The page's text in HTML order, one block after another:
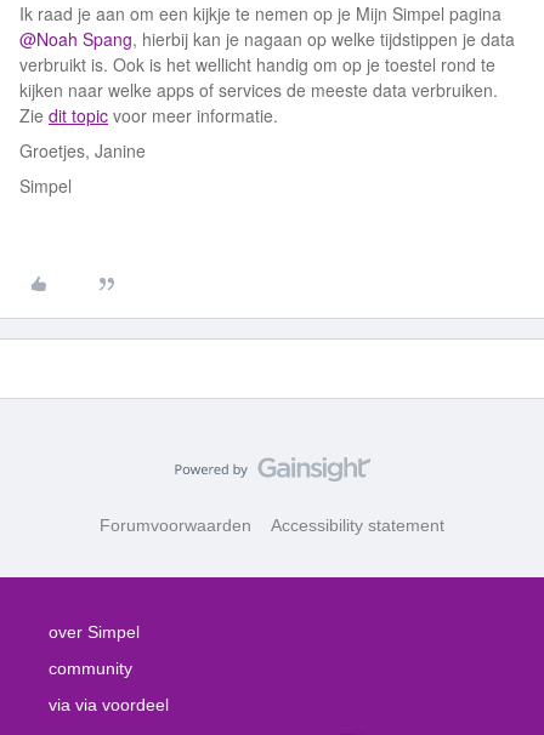
Ik raad je aan om een kijkje te nemen op je Mijn Simpel pagina
@Noah Spang, hierbij kan je nagaan op welke tijdstippen je data
verbruikt is. Ook is het wellicht handig om op je toestel rond te
kijken naar welke apps of services de meeste data verbruiken.
Zie dit topic voor meer informatie.
Groetjes, Janine
Simpel
Forumvoorwaarden Accessibility statement
over Simpel
community
via via voordeel